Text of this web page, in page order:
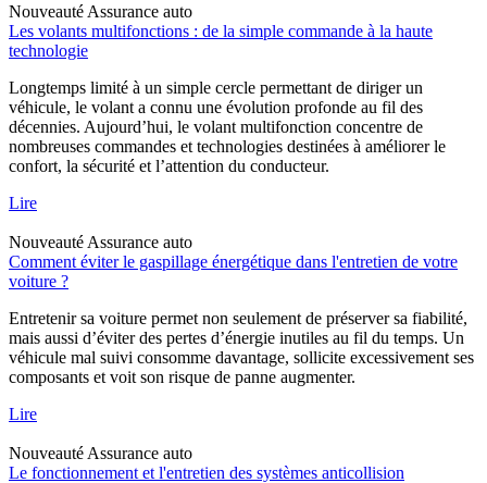
Nouveauté Assurance auto
Les volants multifonctions : de la simple commande à la haute
technologie
Longtemps limité à un simple cercle permettant de diriger un
véhicule, le volant a connu une évolution profonde au fil des
décennies. Aujourd’hui, le volant multifonction concentre de
nombreuses commandes et technologies destinées à améliorer le
confort, la sécurité et l’attention du conducteur.
Lire
Nouveauté Assurance auto
Comment éviter le gaspillage énergétique dans l'entretien de votre
voiture ?
Entretenir sa voiture permet non seulement de préserver sa fiabilité,
mais aussi d’éviter des pertes d’énergie inutiles au fil du temps. Un
véhicule mal suivi consomme davantage, sollicite excessivement ses
composants et voit son risque de panne augmenter.
Lire
Nouveauté Assurance auto
Le fonctionnement et l'entretien des systèmes anticollision